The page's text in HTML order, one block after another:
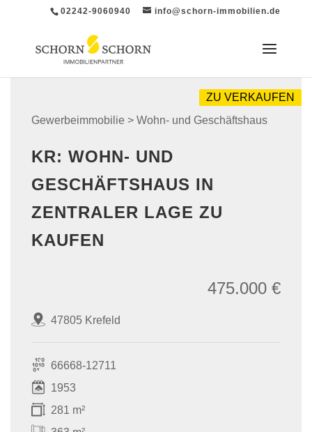
02242-9060940 info@schorn-immobilien.de
Gewerbeimmobilie > Wohn- und Geschäftshaus
ZU VERKAUFEN
KR: WOHN- UND
GESCHÄFTSHAUS IN
ZENTRALER LAGE ZU
KAUFEN
47805 Krefeld
475.000 €
66668-12711
1953
281 m²